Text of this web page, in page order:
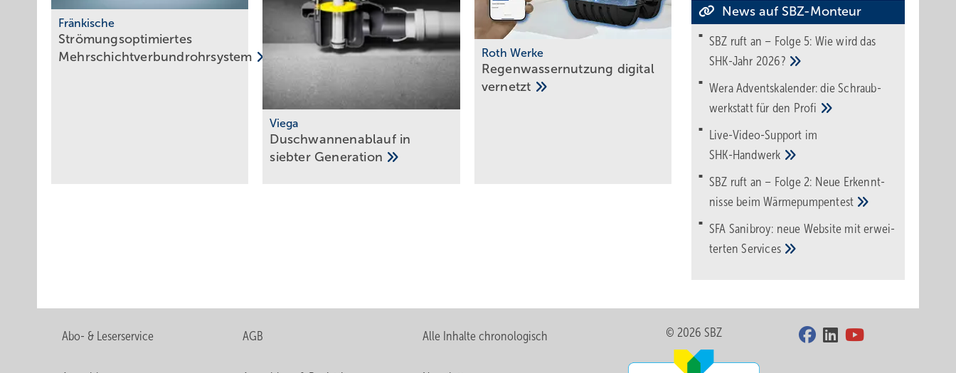
Fränkische
Strömungsoptimiertes
­Mehrschichtverbundrohrsystem
Viega
Duschwannenablauf in
siebter Generation
Roth Werke
Regenwassernutzung digital
vernetzt
News auf SBZ-Monteur
SBZ ruft an – Folge 5: Wie wird das
SHK-Jahr 2026?
Wera Adventskalender: die Schraub­
werk­statt für den Pro­fi
Live-Video-Support im
SHK-Handwerk
SBZ ruft an – Folge 2: Neue Erkennt­
nisse beimWärme­pumpen­test
SFA Sanibroy: neue Web­site mit erwei­
tertenServices
Abo- & Leserservice AGB Alle Inhalte chronologisch © 2026 SBZ